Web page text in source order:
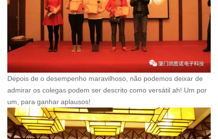
Depois de o desempenho maravilhoso, não podemos deixar de
admirar os colegas podem ser descrito como versátil ah! Um por
um, para ganhar aplausos!